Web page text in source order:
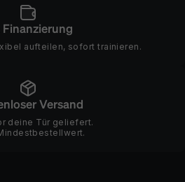
Finanzierung
aufteilen, sofort trainieren.
Versand
deine Tür geliefert.